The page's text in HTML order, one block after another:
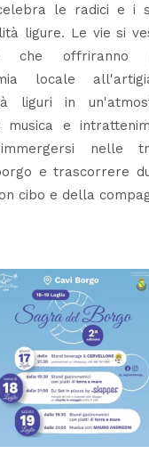
le radici e i
ligure. Le vie si
che offriranno
locale
liguri in
musica e
nelle
e trascorrere
cibo e della